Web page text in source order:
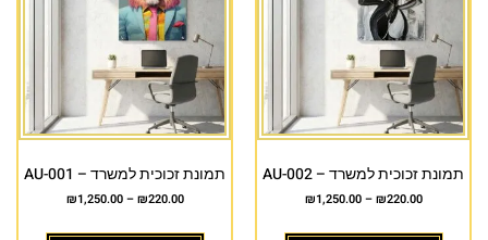
תמונת זכוכית למשרד – AU-002
₪220.00
–
₪1,250.00
תמונת זכוכית למשרד – AU-001
₪220.00
–
₪1,250.00